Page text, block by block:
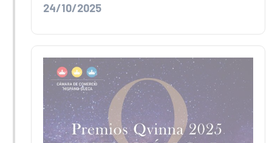
24/10/2025